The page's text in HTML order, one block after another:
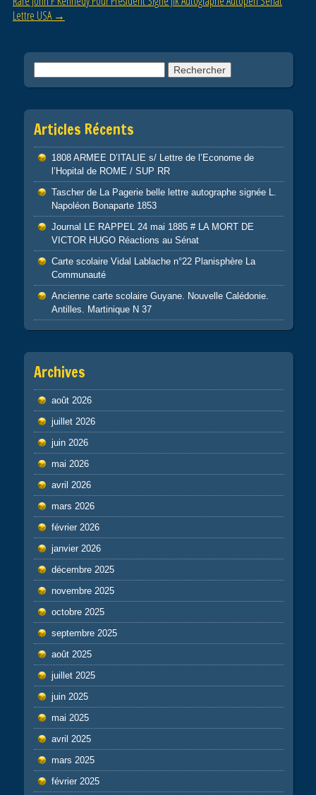
k
Lettre USA →
Articles Récents
1808 ARMEE D’ITALIE s/ Lettre de l’Econome de
l’Hopital de ROME / SUP RR
Tascher de La Pagerie belle lettre autographe signée L.
Napoléon Bonaparte 1853
Journal LE RAPPEL 24 mai 1885 # LA MORT DE
VICTOR HUGO Réactions au Sénat
Carte scolaire Vidal Lablache n°22 Planisphère La
Communauté
Ancienne carte scolaire Guyane. Nouvelle Calédonie.
Antilles. Martinique N 37
Archives
août 2026
juillet 2026
juin 2026
mai 2026
avril 2026
mars 2026
février 2026
janvier 2026
décembre 2025
novembre 2025
octobre 2025
septembre 2025
août 2025
juillet 2025
juin 2025
mai 2025
avril 2025
mars 2025
février 2025